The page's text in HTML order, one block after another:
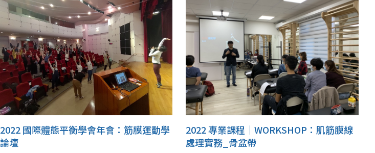
2022 國際體態平衡學會年會：筋膜運動學
論壇
2022 專業課程｜WORKSHOP：肌筋膜線
處理實務_骨盆帶